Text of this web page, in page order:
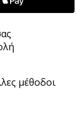
μέθοδοι